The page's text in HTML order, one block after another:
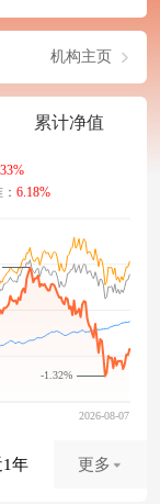
机构主页
累计净值
6.18%
-1.32%
1年 更多